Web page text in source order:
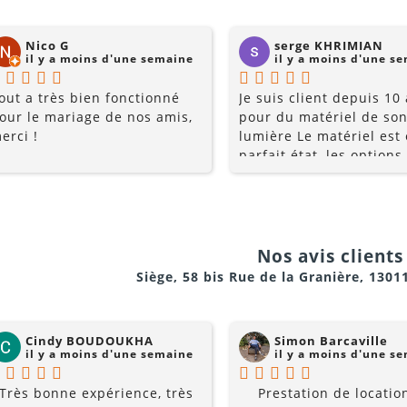
Nico G
il y a moins d'une semaine
a très bien fonctionné
le mariage de nos amis,
!
serge KHRIMIAN
il y a moins d'une
Je suis client depuis 10
pour du matériel de
lumière Le matériel est
parfait état, les options
multiples, et les prix
chercher ailleurs? Je
recommande fortement
Nos avis clients
Siège, 58 bis Rue de la Granière,
Cindy BOUDOUKHA
il y a moins d'une semaine
Très bonne expérience, très
Simon Barcaville
il y a moins d'une
Prestation de